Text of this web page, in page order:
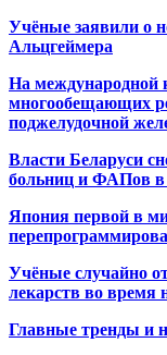
Учёные заявили о
Альцгеймера
На международной
многообещающих
поджелудочной
Власти Беларуси
больниц и ФАПов в
Япония первой в
Учёные случайно
лекарств во время
Главные тренды и